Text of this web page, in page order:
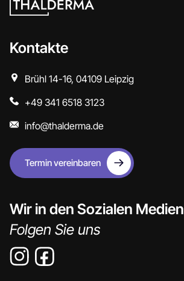
Kontakte
Brühl 14-16, 04109 Leipzig
+49 341 6518 3123
info@thalderma.de
Termin vereinbaren
Wir in den Sozialen Medien
Folgen Sie uns